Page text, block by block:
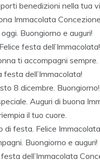
benedizioni nella tua
Immacolata
Buongiorno e auguri!
festa dell’Immacolata!
ti accompagni sempre.
festa dell’Immacolata!
8 dicembre. Buongiorno!
Auguri di buona
il tuo cuore.
di festa. Felice
Buongiorno e auguri!
dell’Immacolata